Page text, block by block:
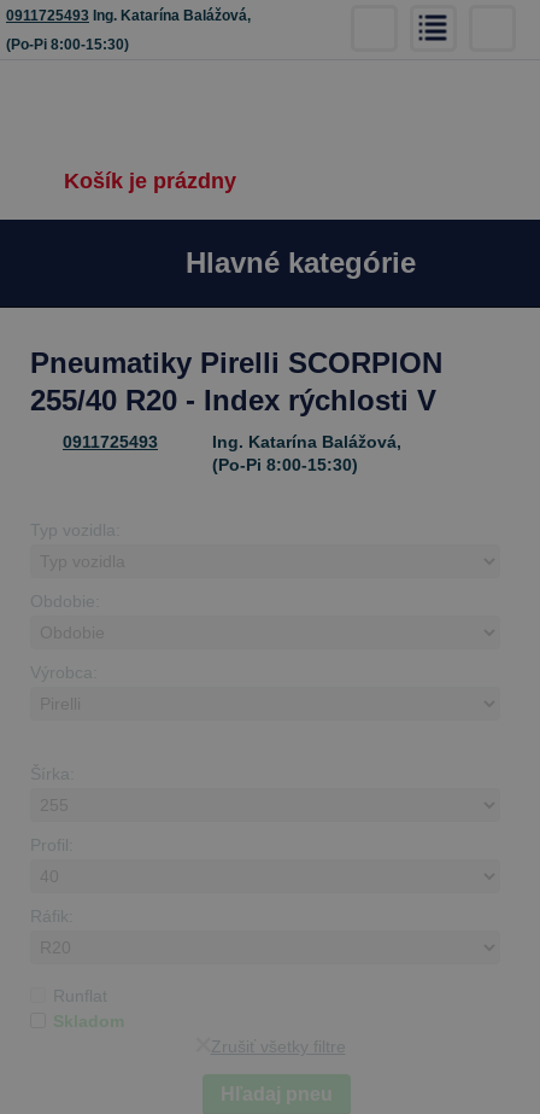
0911725493 Ing. Katarína Balážová,
(Po-Pi 8:00-15:30)
Košík je prázdny
Hlavné kategórie
Pneumatiky Pirelli SCORPION
255/40 R20 - Index rýchlosti V
0911725493
Ing. Katarína Balážová,
(Po-Pi 8:00-15:30)
Typ vozidla:
Obdobie:
Výrobca:
Šírka:
Profil:
Ráfik:
Runflat
Skladom
Zrušiť všetky filtre
Hľadaj pneu